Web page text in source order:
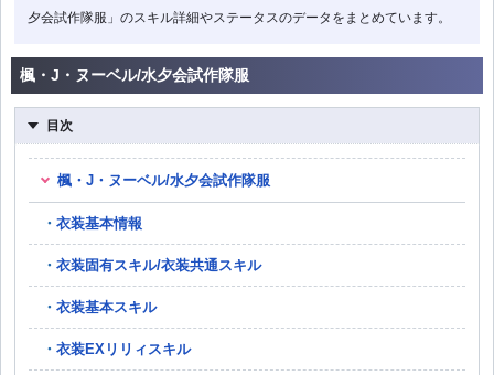
夕会試作隊服」のスキル詳細やステータスのデータをまとめています。
楓・J・ヌーベル/水夕会試作隊服
目次
楓・J・ヌーベル/水夕会試作隊服
衣装基本情報
衣装固有スキル/衣装共通スキル
衣装基本スキル
衣装EXリリィスキル